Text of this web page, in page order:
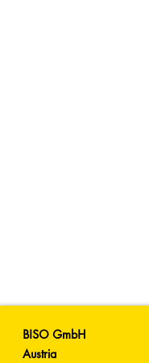
BISO GmbH
Austria